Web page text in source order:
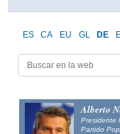
ES CA EU GL DE
Alberto
Presidente
Partido